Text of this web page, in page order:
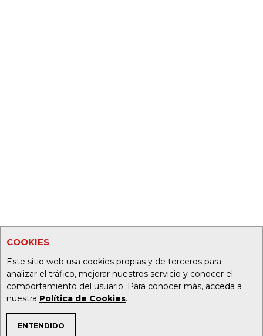
COOKIES
Este sitio web usa cookies propias y de terceros para
analizar el tráfico, mejorar nuestros servicio y conocer el
comportamiento del usuario. Para conocer más, acceda a
nuestra Política de Cookies.
ENTENDIDO